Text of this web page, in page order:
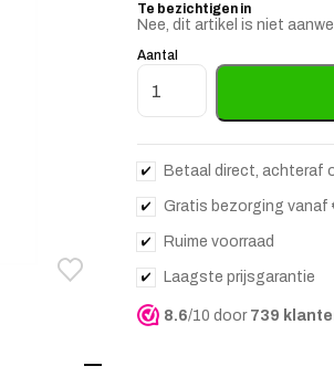
Toevoegen aan verlanglijstje
Verwijderen van verlanglijst
Te bezichtigen in
Nee, dit artikel is niet
Aantal
Fauteuil Samson Fluffy -
Betaal direct, achteraf
Gratis bezorging vanaf
Ruime voorraad
Laagste prijsgarantie
8.6/10 door 739